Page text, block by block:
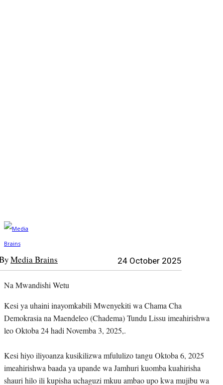
Media Brains 24 October 2025
Na Mwandishi Wetu
Kesi ya uhaini inayomkabili Mwenyekiti wa Chama Cha
Demokrasia na Maendeleo (Chadema) Tundu Lissu imeahirishwa
leo Oktoba 24 hadi Novemba 3, 2025,.
Kesi hiyo iliyoanza kusikilizwa mfululizo tangu Oktoba 6, 2025
imeahirishwa baada ya upande wa Jamhuri kuomba kuahirisha
shauri hilo ili kupisha uchaguzi mkuu ambao upo kwa mujibu wa